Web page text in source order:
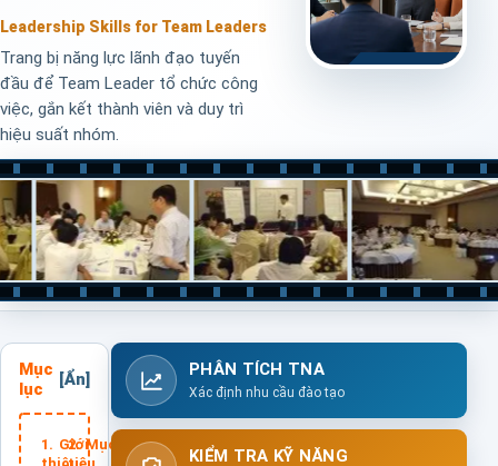
Leadership Skills for Team Leaders
Trang bị năng lực lãnh đạo tuyến
đầu để Team Leader tổ chức công
việc, gắn kết thành viên và duy trì
hiệu suất nhóm.
Mục
lục
GiớiMục
PHÂN TÍCH TNA
Xác định nhu cầu đào tạo
KIỂM TRA KỸ NĂNG